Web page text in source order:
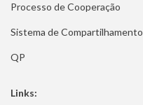
Processo de Cooperação
Sistema de Compartilhamento
QP
Links: